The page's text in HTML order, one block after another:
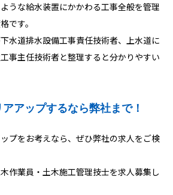
うな給水装置にかかわる工事全般を管理
です。
水道排水設備工事責任技術者、上水道に
事主任技術者と整理すると分かりやすい
アップするなら弊社まで！
プをお考えなら、ぜひ弊社の求人をご検
作業員・土木施工管理技士を求人募集し